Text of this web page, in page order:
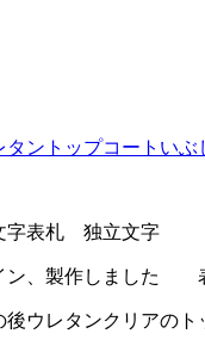
タントップコート いぶ
字表札 独立文字
ン、製作しました
ウレタンクリアのト